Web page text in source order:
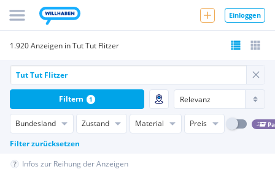
Einloggen
1.920 Anzeigen in Tut Tut Flitzer
Bundesland Zustand Material Preis
Filter zurücksetzen
Filtern 1
Infos zur Reihung der Anzeigen